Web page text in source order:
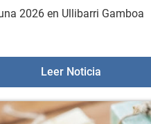
2026 en Ullibarri Gamboa
Leer Noticia